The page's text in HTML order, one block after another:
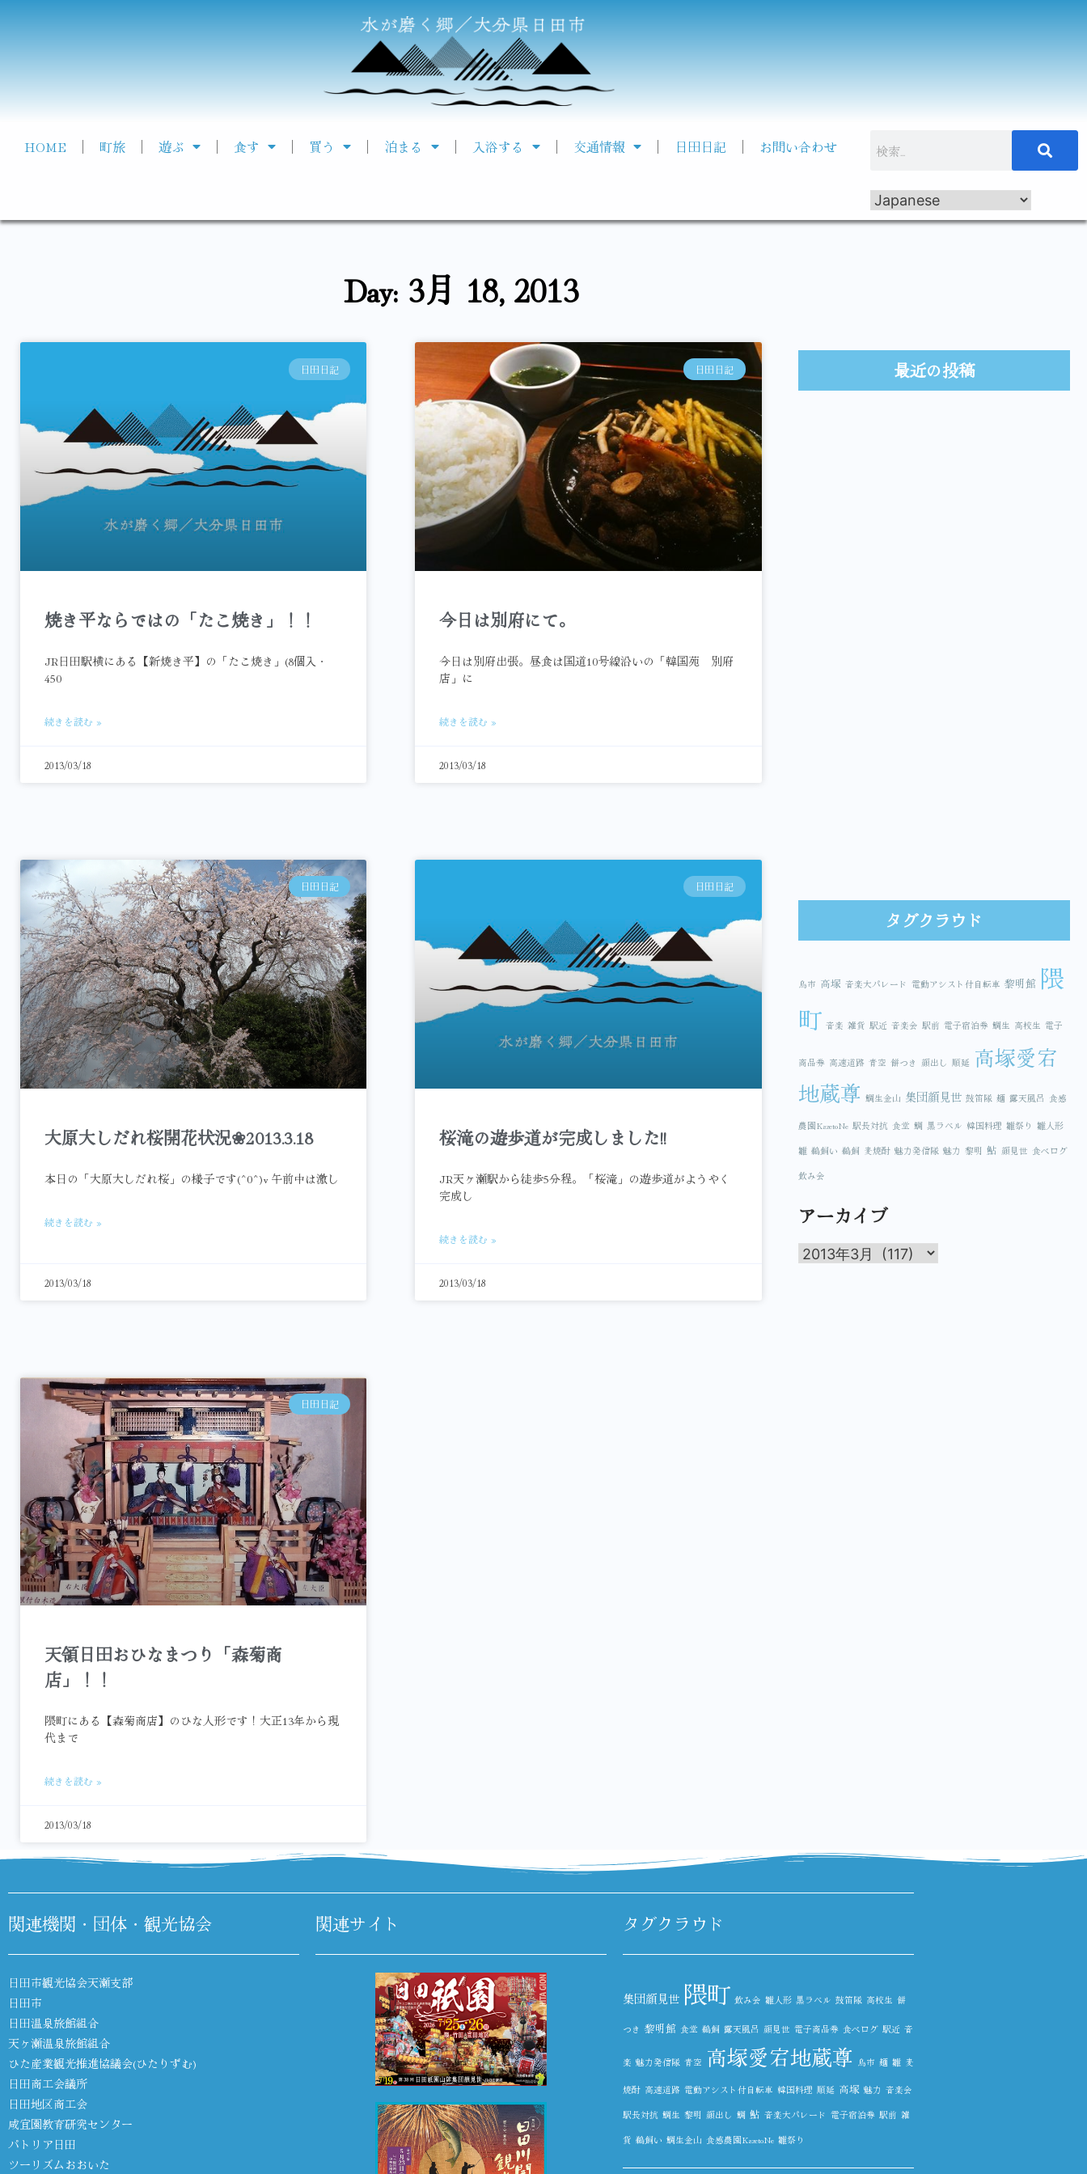
HOME 町旅 遊ぶ 食す 買う 泊まる 入浴する 交通情報 日田日記 お問い合わせ
Day: 3月 18, 2013
日田日記
焼き平ならではの「たこ焼き」！！
JR日田駅横にある【新焼き平】の「たこ焼き」(8個入・
450
続きを読む »
2013/03/18
日田日記
今日は別府にて。
今日は別府出張。昼食は国道10号線沿いの「韓国苑 別府
店」に
続きを読む »
2013/03/18
日田日記
大原大しだれ桜開花状況❀2013.3.18
本日の「大原大しだれ桜」の様子です(^0^)v 午前中は激し
続きを読む »
2013/03/18
日田日記
桜滝の遊歩道が完成しました!!
JR天ヶ瀬駅から徒歩5分程。「桜滝」の遊歩道がようやく
完成し
続きを読む »
2013/03/18
日田日記
天領日田おひなまつり「森菊商
店」！！
隈町にある【森菊商店】のひな人形です！大正13年から現
代まで
続きを読む »
2013/03/18
最近の投稿
タグクラウド
鳥市 高塚 音楽大パレード 電動アシスト付自転車 黎明館 隈
町 音楽 雑貨 駅近 音楽会 駅前 電子宿泊券 鯛生 高校生 電子
商品券 高速道路 青空 餅つき 顔出し 順延 高塚愛宕
地蔵尊 鯛生金山 集団顔見世 鼓笛隊 麺 露天風呂 食感
農園KazetoNe 駅長対抗 食堂 鯛 黒ラベル 韓国料理 雛祭り 雛人形
雛 鵜飼い 鵜飼 麦焼酎 魅力発信隊 魅力 黎明 鮎 顔見世 食べログ
飲み会
アーカイブ
関連機関・団体・観光協会
日田市観光協会天瀬支部
日田市
日田温泉旅館組合
天ヶ瀬温泉旅館組合
ひた産業観光推進協議会(ひたりずむ)
日田商工会議所
日田地区商工会
咸宜園教育研究センター
パトリア日田
ツーリズムおおいた
関連サイト タグクラウド
集団顔見世 隈町 飲み会 雛人形 黒ラベル 鼓笛隊 高校生 餅
つき 黎明館 食堂 鵜飼 露天風呂 顔見世 電子商品券 食べログ 駅近 音
楽 魅力発信隊 青空 高塚愛宕地蔵尊 鳥市 麺 雛 麦
焼酎 高速道路 電動アシスト付自転車 韓国料理 順延 高塚 魅力 音楽会
駅長対抗 鯛生 黎明 顔出し 鯛 鮎 音楽大パレード 電子宿泊券 駅前 雑
貨 鵜飼い 鯛生金山 食感農園KazetoNe 雛祭り